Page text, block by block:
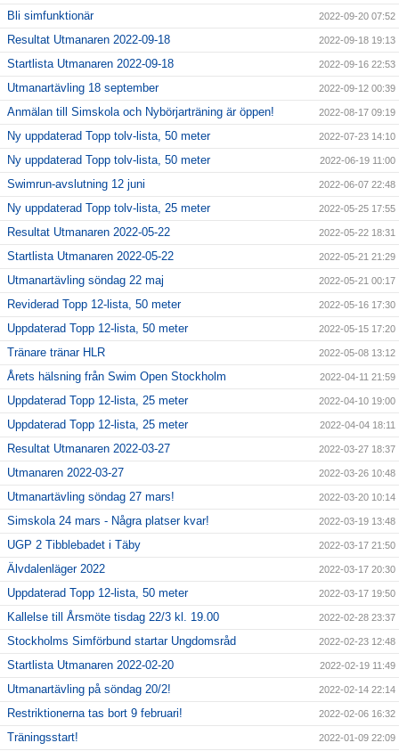
Bli simfunktionär 2022-09-20 07:52
Resultat Utmanaren 2022-09-18 2022-09-18 19:13
Startlista Utmanaren 2022-09-18 2022-09-16 22:53
Utmanartävling 18 september 2022-09-12 00:39
Anmälan till Simskola och Nybörjarträning är öppen! 2022-08-17 09:19
Ny uppdaterad Topp tolv-lista, 50 meter 2022-07-23 14:10
Ny uppdaterad Topp tolv-lista, 50 meter 2022-06-19 11:00
Swimrun-avslutning 12 juni 2022-06-07 22:48
Ny uppdaterad Topp tolv-lista, 25 meter 2022-05-25 17:55
Resultat Utmanaren 2022-05-22 2022-05-22 18:31
Startlista Utmanaren 2022-05-22 2022-05-21 21:29
Utmanartävling söndag 22 maj 2022-05-21 00:17
Reviderad Topp 12-lista, 50 meter 2022-05-16 17:30
Uppdaterad Topp 12-lista, 50 meter 2022-05-15 17:20
Tränare tränar HLR 2022-05-08 13:12
Årets hälsning från Swim Open Stockholm 2022-04-11 21:59
Uppdaterad Topp 12-lista, 25 meter 2022-04-10 19:00
Uppdaterad Topp 12-lista, 25 meter 2022-04-04 18:11
Resultat Utmanaren 2022-03-27 2022-03-27 18:37
Utmanaren 2022-03-27 2022-03-26 10:48
Utmanartävling söndag 27 mars! 2022-03-20 10:14
Simskola 24 mars - Några platser kvar! 2022-03-19 13:48
UGP 2 Tibblebadet i Täby 2022-03-17 21:50
Älvdalenläger 2022 2022-03-17 20:30
Uppdaterad Topp 12-lista, 50 meter 2022-03-17 19:50
Kallelse till Årsmöte tisdag 22/3 kl. 19.00 2022-02-28 23:37
Stockholms Simförbund startar Ungdomsråd 2022-02-23 12:48
Startlista Utmanaren 2022-02-20 2022-02-19 11:49
Utmanartävling på söndag 20/2! 2022-02-14 22:14
Restriktionerna tas bort 9 februari! 2022-02-06 16:32
Träningsstart! 2022-01-09 22:09